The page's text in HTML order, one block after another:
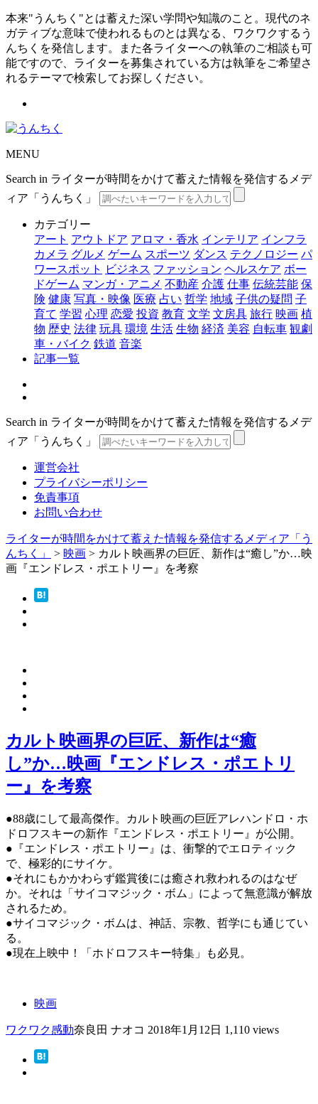
本来"うんちく"とは蓄えた深い学問や知識のこと。現代のネ
ガティブな意味で使われるものとは異なる、ワクワクするう
んちくを発信します。また各ライターへの執筆のご相談も可
能ですので、ライターを募集されている方は執筆をご希望さ
れるテーマで検索してお探しください。
MENU
Search in ライターが時間をかけて蓄えた情報を発信するメデ
ィア「うんちく」
カテゴリー
アート アウトドア アロマ・香水 インテリア インフラ
カメラ グルメ ゲーム スポーツ ダンス テクノロジー パ
ワースポット
ビジネス ファッション ヘルスケア ボー
ドゲーム マンガ・アニメ 不動産 介護 仕事 伝統芸能 保
険 健康 写真・映像 医療 占い 哲学 地域 子供の疑問 子
育て 学習 心理 恋愛 投資 教育 文学 文房具 旅行 映画 植
物 歴史 法律 玩具 環境 生活 生物 経済 美容 自転車 観劇
車・バイク 鉄道 音楽
記事一覧
Search in ライターが時間をかけて蓄えた情報を発信するメデ
ィア「うんちく」
運営会社
プライバシーポリシー
免責事項
お問い合わせ
ライターが時間をかけて蓄えた情報を発信するメディア「う
んちく」
> 映画 > カルト映画界の巨匠、新作は“癒し”か…映
画『エンドレス・ポエトリー』を考察
カルト映画界の巨匠、新作は“癒
し”か…映画『エンドレス・ポエトリ
ー』を考察
●88歳にして最高傑作。カルト映画の巨匠アレハンドロ・ホ
ドロフスキーの新作『エンドレス・ポエトリー』が公開。
●『エンドレス・ポエトリー』は、衝撃的でエロティック
で、極彩的にサイケ。
●それにもかかわらず鑑賞後には癒され救われるのはなぜ
か。それは「サイコマジック・ボム」によって無意識が解放
されるため。
●サイコマジック・ボムは、神話、宗教、哲学にも通じてい
る。
●現在上映中！「ホドロフスキー特集」も必見。
映画
ワクワク感動奈良田 ナオコ 2018年1月12日 1,110 views